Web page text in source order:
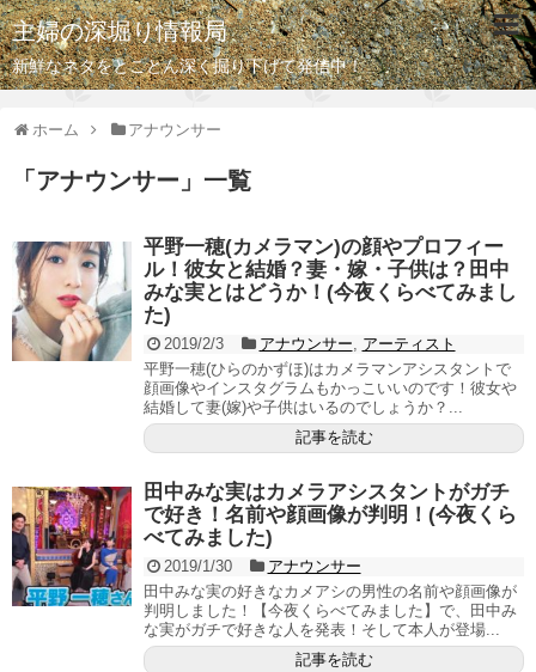
主婦の深堀り情報局
新鮮なネタをとことん深く掘り下げて発信中！
ホーム アナウンサー
「 アナウンサー 」 一覧
平野一穂(カメラマン)の顔やプロフィー
ル！彼女と結婚？妻・嫁・子供は？田中
みな実とはどうか！(今夜くらべてみまし
た)
2019/2/3 アナウンサー, アーティスト
平野一穂(ひらのかずほ)はカメラマンアシスタントで
顔画像やインスタグラムもかっこいいのです！彼女や
結婚して妻(嫁)や子供はいるのでしょうか？...
記事を読む
田中みな実はカメラアシスタントがガチ
で好き！名前や顔画像が判明！(今夜くら
べてみました)
2019/1/30
アナウンサー
田中みな実の好きなカメアシの男性の名前や顔画像が
判明しました！【今夜くらべてみました】で、田中み
な実がガチで好きな人を発表！そして本人が登場...
記事を読む